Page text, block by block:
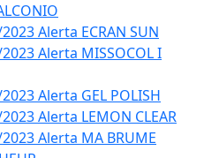
Alerta ECRAN SUN
Alerta MISSOCOL I
Alerta GEL POLISH
Alerta LEMON CLEAR
Alerta MA BRUME